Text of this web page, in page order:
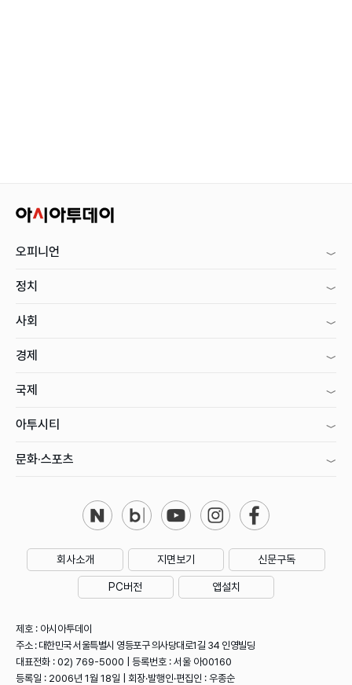
오피니언
정치
사회
경제
국제
아투시티
문화·스포츠
회사소개 지면보기 신문구독
PC버전 앱설치
제호 : 아시아투데이
주소 : 대한민국 서울특별시 영등포구 의사당대로1길 34 인영빌딩
대표전화 : 02) 769-5000 | 등록번호 : 서울 아00160
등록일 : 2006년 1월 18일 | 회장·발행인·편집인 : 우종순